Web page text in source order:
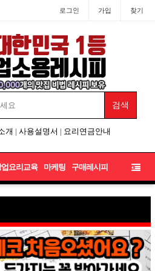
로그인 가입 찾기
개 | 사용설명서 | 요리연금안내
업요리교육 마케팅 구매레시피